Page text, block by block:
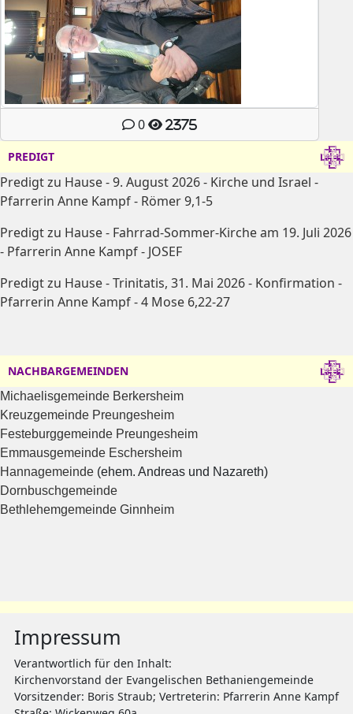
0 2375
PREDIGT
Predigt zu Hause - 9. August 2026 - Kirche und Israel -
Pfarrerin Anne Kampf - Römer 9,1-5
Predigt zu Hause - Fahrrad-Sommer-Kirche am 19. Juli 2026
- Pfarrerin Anne Kampf - JOSEF
Predigt zu Hause - Trinitatis, 31. Mai 2026 - Konfirmation -
Pfarrerin Anne Kampf - 4 Mose 6,22-27
NACHBARGEMEINDEN
Michaelisgemeinde Berkersheim
Kreuzgemeinde Preungesheim
Festeburggemeinde Preungesheim
Emmausgemeinde Eschersheim
Hannagemeinde (ehem. Andreas und Nazareth)
Dornbuschgemeinde
Bethlehemgemeinde Ginnheim
Impressum
Verantwortlich für den Inhalt:
Kirchenvorstand der Evangelischen Bethaniengemeinde
Vorsitzender: Boris Straub; Vertreterin: Pfarrerin Anne Kampf